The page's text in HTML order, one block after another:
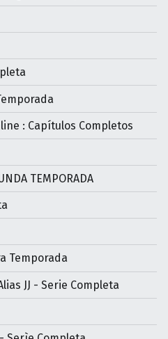
: Capítulos Completos
TEMPORADA
Temporada
JJ - Serie Completa